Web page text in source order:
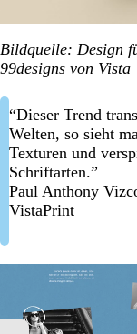
Bildquelle: Design
99designs von Vista
“Dieser Trend
Welten, so sieht
Texturen und
Schriftarten.”
Paul Anthony
VistaPrint